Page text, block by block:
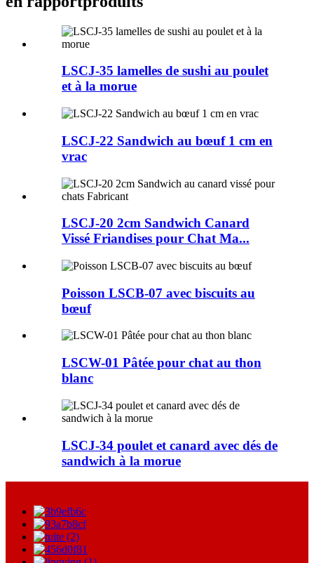
LSCJ-35 lamelles de sushi au poulet
et à la morue
LSCJ-22 Sandwich au bœuf 1 cm en
vrac
LSCJ-20 2cm Sandwich Canard
Vissé Friandises pour Chat Ma...
Poisson LSCB-07 avec biscuits au
bœuf
LSCW-01 Pâtée pour chat au thon
blanc
LSCJ-34 poulet et canard avec dés de
sandwich à la morue